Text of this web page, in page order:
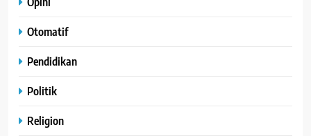
Otomatif
Pendidikan
Politik
Religion